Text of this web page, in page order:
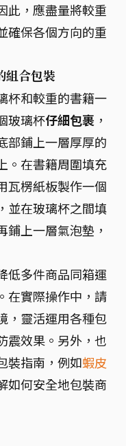
此，應盡量將較重
確保各個方向的重
組合包裝
杯和較重的書籍一
玻璃杯仔細包裹 ，
部鋪上一層厚厚的
。在書籍周圍填充
瓦楞紙板製作一個
並在玻璃杯之間填
鋪上一層氣泡墊，
低多件商品同箱運
在實際操作中，請
，靈活運用各種包
震效果。另外，也
裝指南，例如蝦皮
如何安全地包裝商